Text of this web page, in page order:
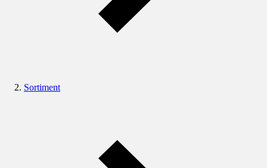
Sortiment